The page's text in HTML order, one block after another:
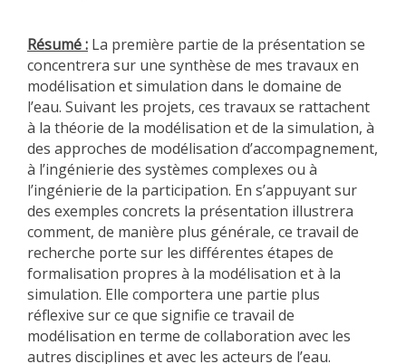
Résumé : La première partie de la présentation se
concentrera sur une synthèse de mes travaux en
modélisation et simulation dans le domaine de
l’eau. Suivant les projets, ces travaux se rattachent
à la théorie de la modélisation et de la simulation, à
des approches de modélisation d’accompagnement,
à l’ingénierie des systèmes complexes ou à
l’ingénierie de la participation. En s’appuyant sur
des exemples concrets la présentation illustrera
comment, de manière plus générale, ce travail de
recherche porte sur les différentes étapes de
formalisation propres à la modélisation et à la
simulation. Elle comportera une partie plus
réflexive sur ce que signifie ce travail de
modélisation en terme de collaboration avec les
autres disciplines et avec les acteurs de l’eau.